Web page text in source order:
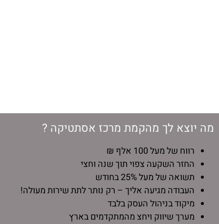
מה יוצא לך מהקמת מרכז אסתטיקה ?
רווח של מעל 100 אלף ₪
החזר השקעה צפוי תוך שנה וחצי
תשואה של מעל 25% בחודש
העבודה מגיעה אליך – רק נותר לתת שירות מעולה!
מיקוד בניהול העסק בלבד
מערך שיווק ויחצ מהמתקדמים בארץ